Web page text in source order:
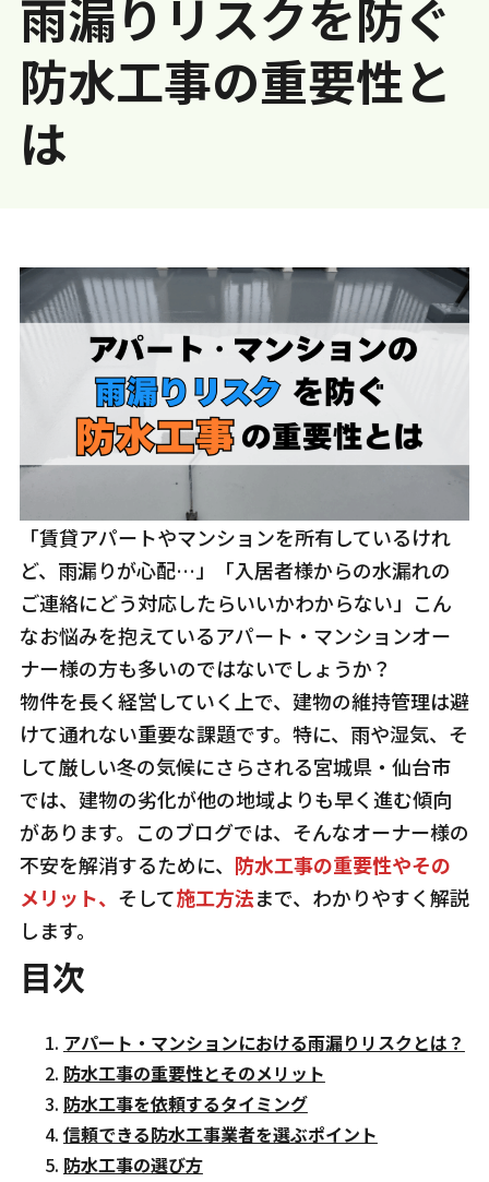
雨漏りリスクを防ぐ
防水工事の重要性と
は
「賃貸アパートやマンションを所有しているけれ
ど、雨漏りが心配…」「入居者様からの水漏れの
ご連絡にどう対応したらいいかわからない」こん
なお悩みを抱えているアパート・マンションオー
ナー様の方も多いのではないでしょうか？
物件を長く経営していく上で、建物の維持管理は避
けて通れない重要な課題です。特に、雨や湿気、そ
して厳しい冬の気候にさらされる宮城県・仙台市
では、建物の劣化が他の地域よりも早く進む傾向
があります。このブログでは、そんなオーナー様の
不安を解消するために、 防水工事の重要性やその
メリット、 そして施工方法まで、わかりやすく解説
します。
目次
アパート・マンションにおける雨漏りリスクとは？
防水工事の重要性とそのメリット
防水工事を依頼するタイミング
信頼できる防水工事業者を選ぶポイント
防水工事の選び方